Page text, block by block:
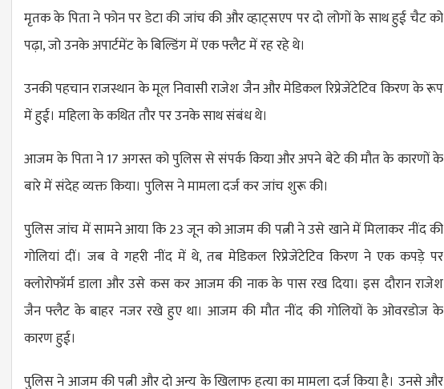
मृतक के पिता ने फोन पर डेटा की जांच की और व्हाट्सएप पर दो लोगों के साथ हुई चैट को
पढ़ा, जो उनके अपार्टमेंट के बिल्डिंग में एक फ्लैट में रह रहे थे।
उनकी पहचान राजस्थान के मूल निवासी राजेश जैन और मेडिकल रिप्रेजेंटेटिव किरण के रूप
में हुई। महिला के कथित तौर पर उनके साथ संबंध थे।
आजम के पिता ने 17 अगस्त को पुलिस से संपर्क किया और अपने बेटे की मौत के कारणों के
बारे में संदेह व्यक्त किया। पुलिस ने मामला दर्ज कर जांच शुरू की।
पुलिस जांच में सामने आया कि 23 जून को आजम की पत्नी ने उसे खाने में मिलाकर नींद की
गोलियां दीं। जब वे गहरी नींद में थे, तब मेडिकल रिप्रेजेंटेटिव किरण ने एक कपड़े पर
क्लोरोफॉर्म डाला और उसे कस कर आजम की नाक के पास रख दिया। इस दौरान राजेश
जैन फ्लैट के बाहर नजर रखे हुए था। आजम की मौत नींद की गोलियों के ओवरडोज के
कारण हुई।
पुलिस ने आजम की पत्नी और दो अन्य के खिलाफ हत्या का मामला दर्ज किया है। उनसे और